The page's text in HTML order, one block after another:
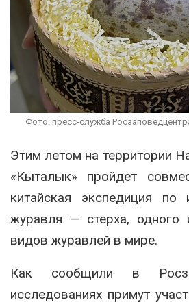
Фото: пресс-служба
Этим летом на территории
«Кыталык» пройдет
китайская экспедиция по
журавля — стерха, одного
видов журавлей в мире.
Как сообщили в
исследованиях примут